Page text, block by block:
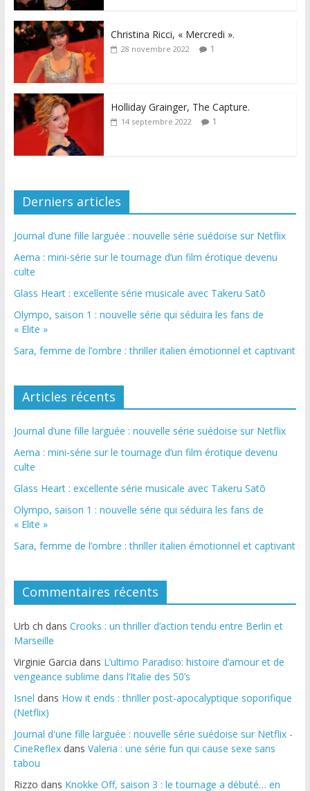
Christina Ricci, « Mercredi ».
28 novembre 2022 1
Holliday Grainger, The Capture.
14 septembre 2022 1
Derniers articles
Journal d’une fille larguée : nouvelle série suédoise sur Netflix
Aema : mini-série sur le tournage d’un film érotique devenu
culte
Glass Heart : excellente série musicale avec Takeru Satō
Olympo, saison 1 : nouvelle série qui séduira les fans de
« Elite »
Sara, femme de l’ombre : thriller italien émotionnel et captivant
Articles récents
Journal d’une fille larguée : nouvelle série suédoise sur Netflix
Aema : mini-série sur le tournage d’un film érotique devenu
culte
Glass Heart : excellente série musicale avec Takeru Satō
Olympo, saison 1 : nouvelle série qui séduira les fans de
« Elite »
Sara, femme de l’ombre : thriller italien émotionnel et captivant
Commentaires récents
Urb ch dans Crooks : un thriller d’action tendu entre Berlin et
Marseille
Virginie Garcia dans L’ultimo Paradiso: histoire d’amour et de
vengeance sublime dans l’Italie des 50’s
Isnel dans How it ends : thriller post-apocalyptique soporifique
(Netflix)
Journal d'une fille larguée : nouvelle série suédoise sur Netflix -
CineReflexdans Valeria : une série fun qui cause sexe sans
tabou
Rizzo dans Knokke Off, saison 3 : le tournage a débuté… en